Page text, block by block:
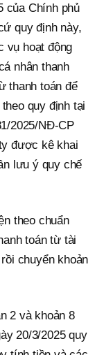
của Chính phủ
quy định này,
vụ hoạt động
nhân thanh
thanh toán để
quy định tại
2025/NĐ-CP
được kê khai
lưu ý quy chế
theo chuẩn
toán từ tài
chuyển khoản
2 và khoản 8
20/3/2025 quy